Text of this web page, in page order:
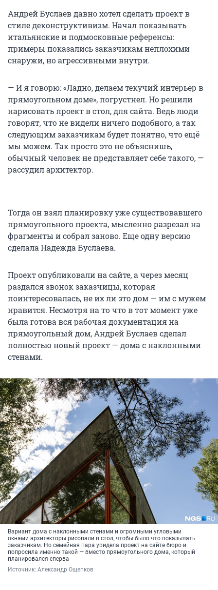
Андрей Буслаев давно хотел сделать проект в
стиле деконструктивизм. Начал показывать
итальянские и подмосковные референсы:
примеры показались заказчикам неплохими
снаружи, но агрессивными внутри.
— И я говорю: «Ладно, делаем текучий интерьер в
прямоугольном доме», погрустнел. Но решили
нарисовать проект в стол, для сайта. Ведь люди
говорят, что не видели ничего подобного, а так
следующим заказчикам будет понятно, что ещё
мы можем. Так просто это не объяснишь,
обычный человек не представляет себе такого, —
рассудил архитектор.
Тогда он взял планировку уже существовавшего
прямоугольного проекта, мысленно разрезал на
фрагменты и собрал заново. Еще одну версию
сделала Надежда Буслаева.
Проект опубликовали на сайте, а через месяц
раздался звонок заказчицы, которая
поинтересовалась, не их ли это дом — им с мужем
нравится. Несмотря на то что в тот момент уже
была готова вся рабочая документация на
прямоугольный дом, Андрей Буслаев сделал
полностью новый проект — дома с наклонными
стенами.
Вариант дома с наклонными стенами и огромными угловыми
окнами архитекторы рисовали в стол, чтобы было что показывать
заказчикам. Но семейная пара увидела проект на сайте бюро и
попросила именно такой — вместо прямоугольного дома, который
планировался сперва
Источник: Александр Ощепков